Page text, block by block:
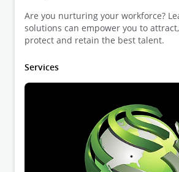
Are you nurturing your workforce?
solutions can empower you to
protect and retain the best talent.
Services